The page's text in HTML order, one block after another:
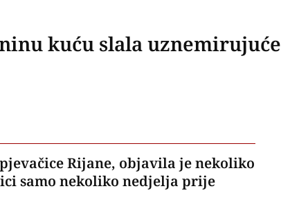
kuću slala uznemirujuće
Rijane, objavila je nekoliko
samo nekoliko nedjelja prije